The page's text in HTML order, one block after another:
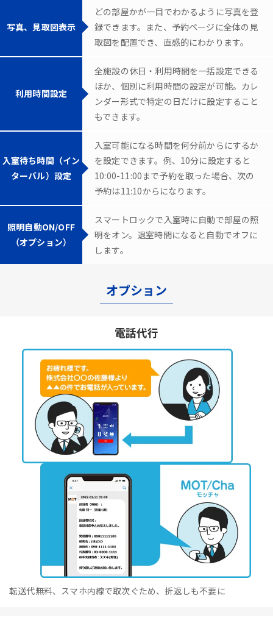
写真、見取図表示
どの部屋かが一目でわかるように写真を登
録できます。また、予約ページに全体の見
取図を配置でき、直感的にわかります。
利用時間設定
全施設の休日・利用時間を一括設定できる
ほか、個別に利用時間の設定が可能。カレ
ンダー形式で特定の日だけに設定すること
もできます。
入室待ち時間（イン
ターバル）設定
入室可能になる時間を何分前からにするか
を設定できます。例、10分に設定すると
10:00-11:00まで予約を取った場合、次の
予約は11:10からになります。
照明自動ON/OFF
（オプション）
スマートロックで入室時に自動で部屋の照
明をオン。退室時間になると自動でオフに
します。
オプション
電話代行
転送代無料、スマホ内線で取次ぐため、折返しも不要に